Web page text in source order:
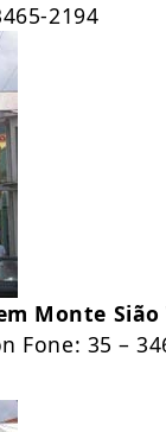
2194
Monte Sião
Fone: 35 –